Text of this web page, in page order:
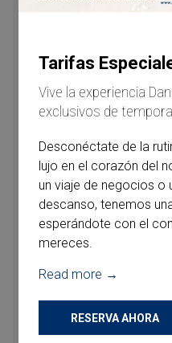
Air conditioning
Steam Iron (Subject to
Coffee/tea maker (coffee/tea
Hair dryer (subject to
Bathroom amenities
Cable/satellite TV
Mini refrigerator
Tarifas
Vive la experiencia
exclusivos de
Desconéctate de la
lujo en el corazón del
un viaje de negocios o
descanso, tenemos
esperándote con el
mereces.
Read more
RESERVA AHORA